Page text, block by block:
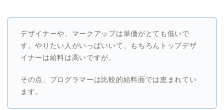
デザイナーや、マークアップは単価がとても低いで
す。やりたい人がいっぱいいて、もちろんトップデザ
イナーは給料は高いですが。
その点、プログラマーは比較的給料面では恵まれてい
ます。